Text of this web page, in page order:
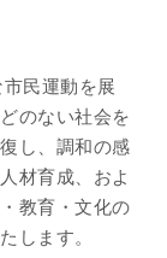
民運動を展
のない社会を
し、調和の感
材育成、およ
教育・文化の
します。